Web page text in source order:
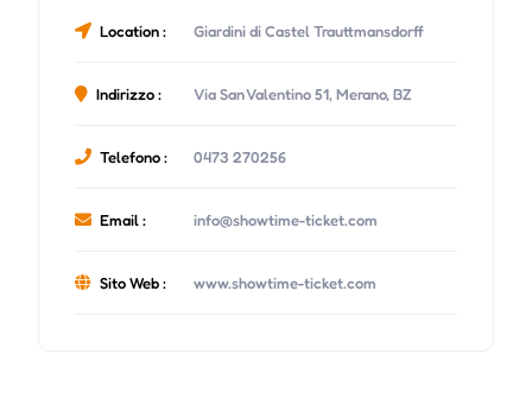
Location : Giardini di Castel Trauttmansdorff
Indirizzo : Via San Valentino 51, Merano, BZ
Telefono : 0473 270256
Email : info@showtime-ticket.com
Sito Web : www.showtime-ticket.com